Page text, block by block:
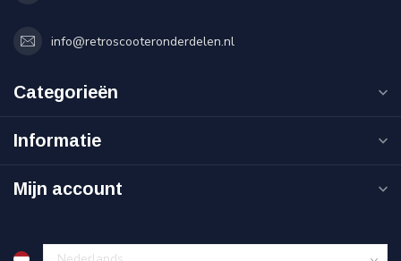
info@retroscooteronderdelen.nl
Categorieën
Informatie
Mijn account